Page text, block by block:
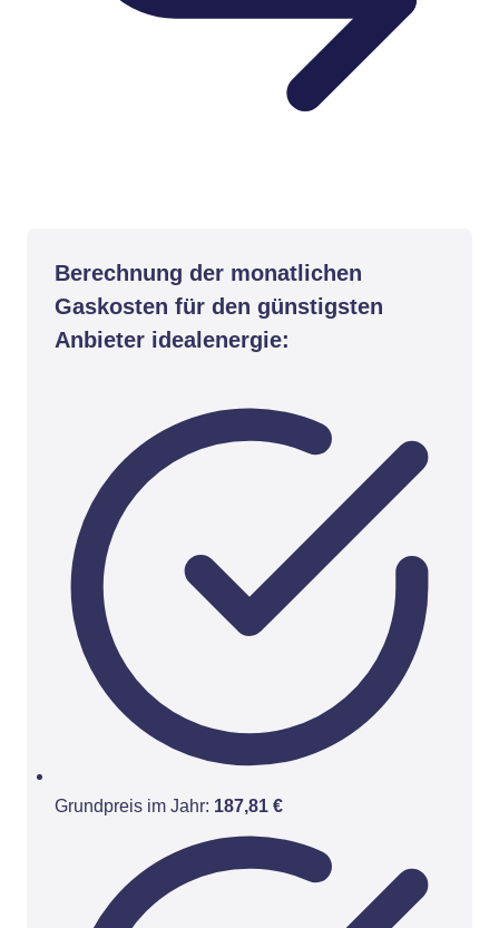
Berechnung der monatlichen
Gaskosten für den günstigsten
Anbieter idealenergie:
Grundpreis im Jahr: 187,81 €